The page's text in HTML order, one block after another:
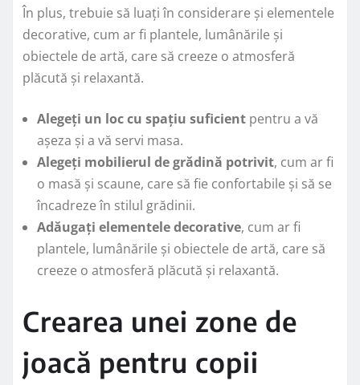
În plus, trebuie să luați în considerare și elementele
decorative, cum ar fi plantele, lumânările și
obiectele de artă, care să creeze o atmosferă
plăcută și relaxantă.
Alegeți un loc cu spațiu suficient pentru a vă
așeza și a vă servi masa.
Alegeți mobilierul de grădină potrivit, cum ar fi
o masă și scaune, care să fie confortabile și să se
încadreze în stilul grădinii.
Adăugați elementele decorative, cum ar fi
plantele, lumânările și obiectele de artă, care să
creeze o atmosferă plăcută și relaxantă.
Crearea unei zone de
joacă pentru copii